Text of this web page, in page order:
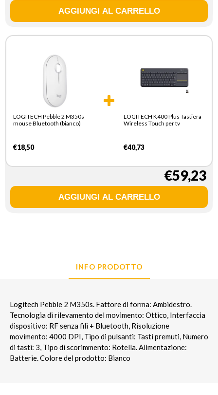
LOGITECH Pebble 2 M350s
mouse Bluetooth (bianco)
€18,50
LOGITECH K400 Plus Tastiera
Wireless Touch per tv
€40,73
€59,23
INFO PRODOTTO
Logitech Pebble 2 M350s. Fattore di forma: Ambidestro.
Tecnologia di rilevamento del movimento: Ottico, Interfaccia
dispositivo: RF senza fili + Bluetooth, Risoluzione
movimento: 4000 DPI, Tipo di pulsanti: Tasti premuti, Numero
di tasti: 3, Tipo di scorimmento: Rotella. Alimentazione:
Batterie. Colore del prodotto: Bianco